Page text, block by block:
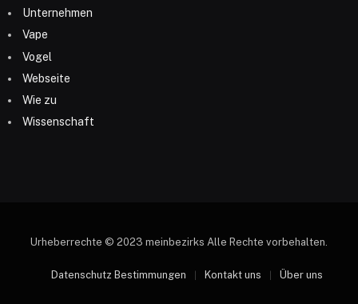
Unternehmen
Vape
Vogel
Webseite
Wie zu
Wissenschaft
Urheberrechte © 2023 meinbezirks Alle Rechte vorbehalten.
Datenschutz Bestimmungen Kontakt uns Über uns